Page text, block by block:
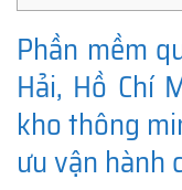
Phần mềm
Hải, Hồ Chí
kho thông
ưu vận hành